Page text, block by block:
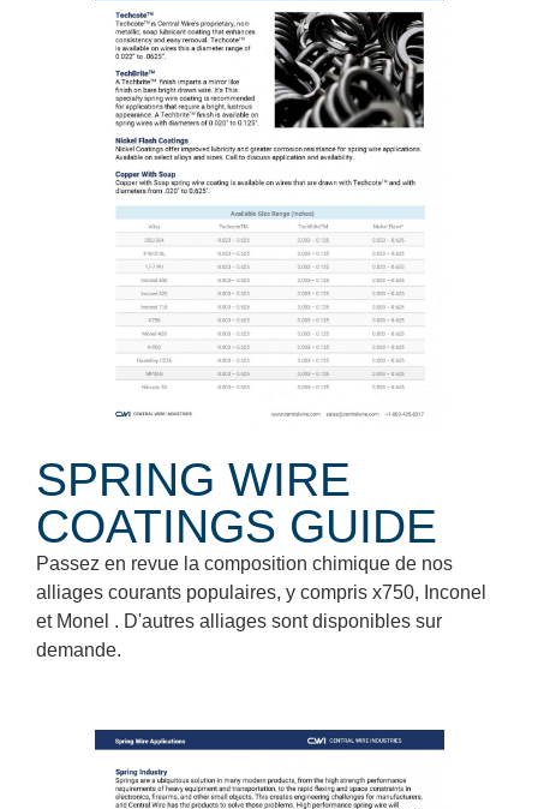
SPRING WIRE
COATINGS GUIDE
Passez en revue la composition chimique de nos
alliages courants populaires, y compris x750, Inconel
et Monel . D'autres alliages sont disponibles sur
demande.